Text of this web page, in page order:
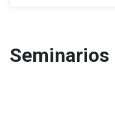
Seminarios